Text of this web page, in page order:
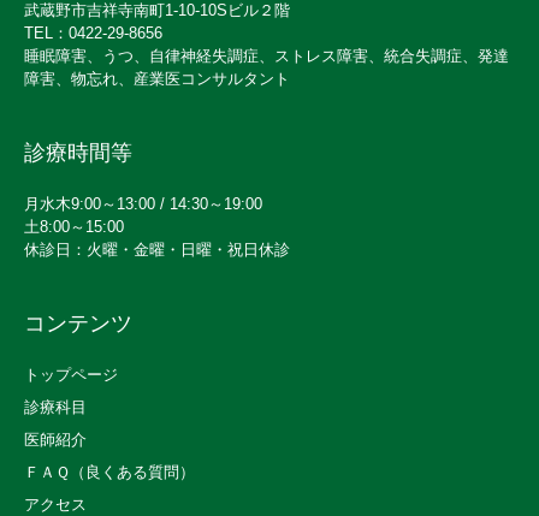
武蔵野市吉祥寺南町1-10-10Sビル２階
TEL：0422-29-8656
睡眠障害、うつ、自律神経失調症、ストレス障害、統合失調症、発達
障害、物忘れ、産業医コンサルタント
診療時間等
月水木9:00～13:00 / 14:30～19:00
土8:00～15:00
休診日：火曜・金曜・日曜・祝日休診
コンテンツ
トップページ
診療科目
医師紹介
ＦＡＱ（良くある質問）
アクセス